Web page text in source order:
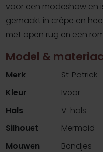
voor een modeshow en
gemaakt in crêpe en
met open rug en een
Model &
Merk
St. Patrick
Kleur
Ivoor
Hals
V-hals
Silhouet
Mermaid
Mouwen
Bandjes